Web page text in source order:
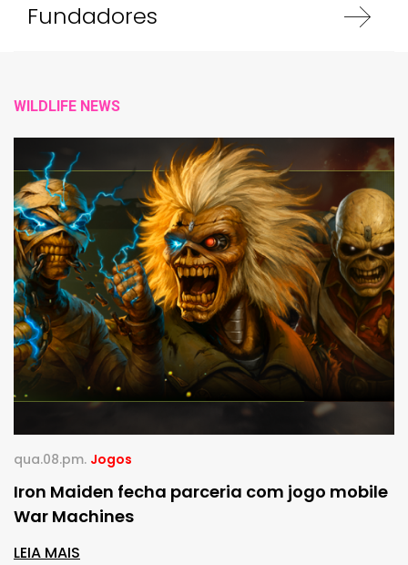
Fundadores
WILDLIFE NEWS
qua.08.pm. Jogos
Iron Maiden fecha parceria com jogo mobile
War Machines
LEIA MAIS